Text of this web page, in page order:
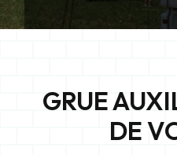
GRUE
DE